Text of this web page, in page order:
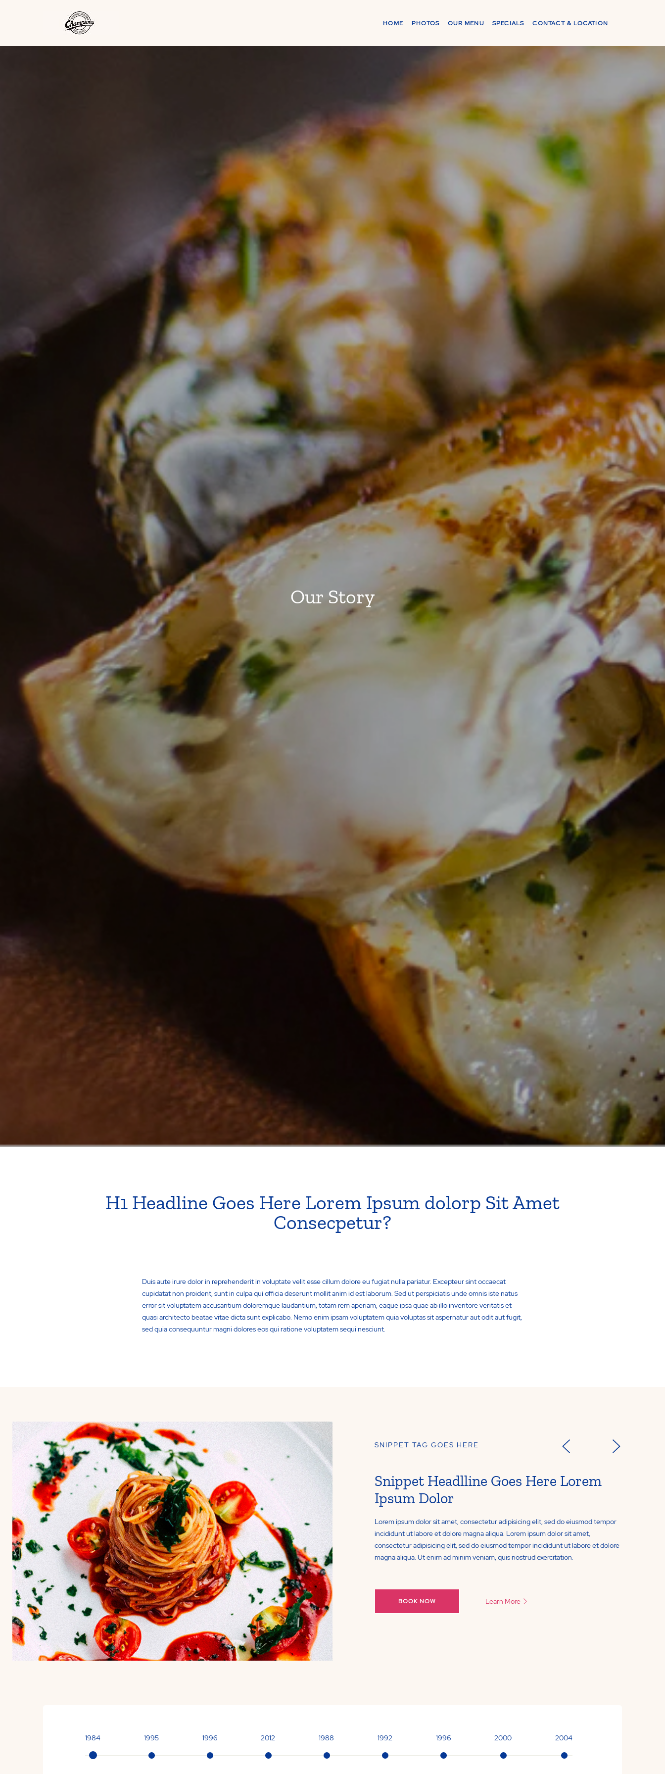
HOME PHOTOS OUR MENU SPECIALS CONTACT & LOCATION
Our Story
H1 Headline Goes Here Lorem Ipsum dolorp Sit Amet
Consecpetur?
Duis aute irure dolor in reprehenderit in voluptate velit esse cillum dolore eu fugiat nulla pariatur. Excepteur sint occaecat
cupidatat non proident, sunt in culpa qui officia deserunt mollit anim id est laborum. Sed ut perspiciatis unde omnis iste natus
error sit voluptatem accusantium doloremque laudantium, totam rem aperiam, eaque ipsa quae ab illo inventore veritatis et
quasi architecto beatae vitae dicta sunt explicabo. Nemo enim ipsam voluptatem quia voluptas sit aspernatur aut odit aut fugit,
sed quia consequuntur magni dolores eos qui ratione voluptatem sequi nesciunt.
SNIPPET TAG GOES HERE
Snippet Headlline Goes Here Lorem
Ipsum Dolor
Lorem ipsum dolor sit amet, consectetur adipisicing elit, sed do eiusmod tempor
incididunt ut labore et dolore magna aliqua. Lorem ipsum dolor sit amet,
consectetur adipisicing elit, sed do eiusmod tempor incididunt ut labore et dolore
magna aliqua. Ut enim ad minim veniam, quis nostrud exercitation.
BOOK NOW Learn More
1984 1995 1996 2012 1988 1992 1996 2000 2004